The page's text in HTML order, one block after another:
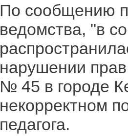
По сообщению
ведомства, "в
нарушении
№ 45 в городе
некорректном
педагога.